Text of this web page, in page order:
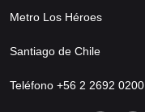
Metro Los Héroes
Santiago de Chile
Teléfono +56 2 2692 0200